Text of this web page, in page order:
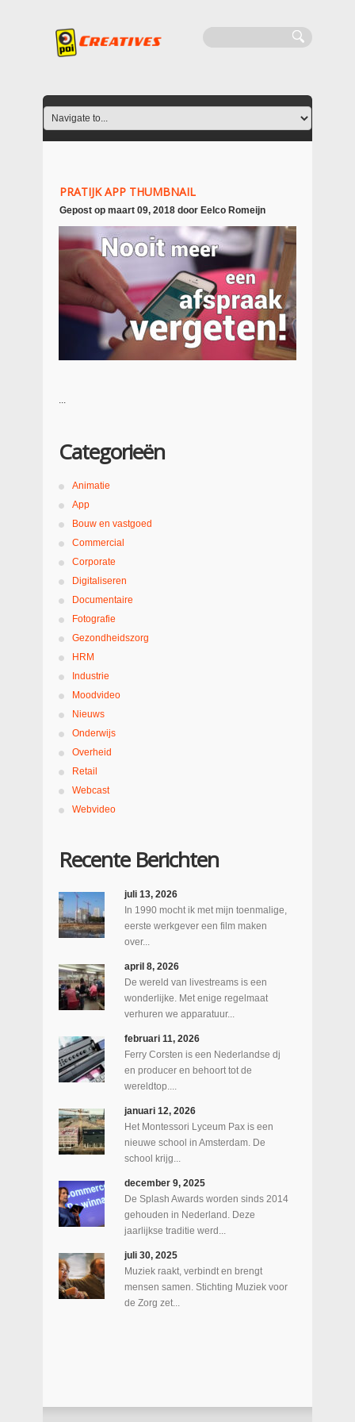
PRATIJK APP THUMBNAIL
Gepost op maart 09, 2018 door Eelco Romeijn
...
Categorieën
Animatie
App
Bouw en vastgoed
Commercial
Corporate
Digitaliseren
Documentaire
Fotografie
Gezondheidszorg
HRM
Industrie
Moodvideo
Nieuws
Onderwijs
Overheid
Retail
Webcast
Webvideo
Recente Berichten
juli 13, 2026
In 1990 mocht ik met mijn toenmalige,
eerste werkgever een film maken
over...
april 8, 2026
De wereld van livestreams is een
wonderlijke. Met enige regelmaat
verhuren we apparatuur...
februari 11, 2026
Ferry Corsten is een Nederlandse dj
en producer en behoort tot de
wereldtop....
januari 12, 2026
Het Montessori Lyceum Pax is een
nieuwe school in Amsterdam. De
school krijg...
december 9, 2025
De Splash Awards worden sinds 2014
gehouden in Nederland. Deze
jaarlijkse traditie werd...
juli 30, 2025
Muziek raakt, verbindt en brengt
mensen samen. Stichting Muziek voor
de Zorg zet...